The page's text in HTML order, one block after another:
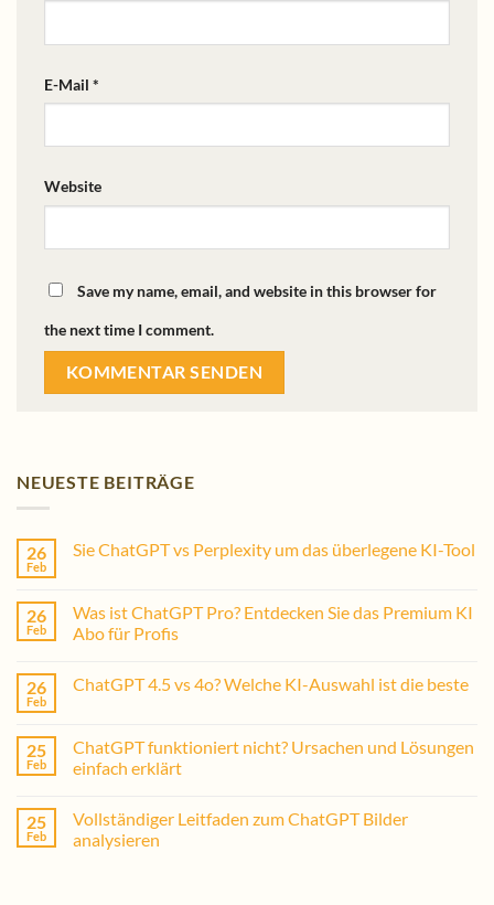
E-Mail *
Website
Save my name, email, and website in this browser for
the next time I comment.
NEUESTE BEITRÄGE
26
Feb
Sie ChatGPT vs Perplexity um das überlegene KI-Tool
26
Feb
Was ist ChatGPT Pro? Entdecken Sie das Premium KI
Abo für Profis
26
Feb
ChatGPT 4.5 vs 4o? Welche KI-Auswahl ist die beste
25
Feb
ChatGPT funktioniert nicht? Ursachen und Lösungen
einfach erklärt
25
Feb
Vollständiger Leitfaden zum ChatGPT Bilder
analysieren